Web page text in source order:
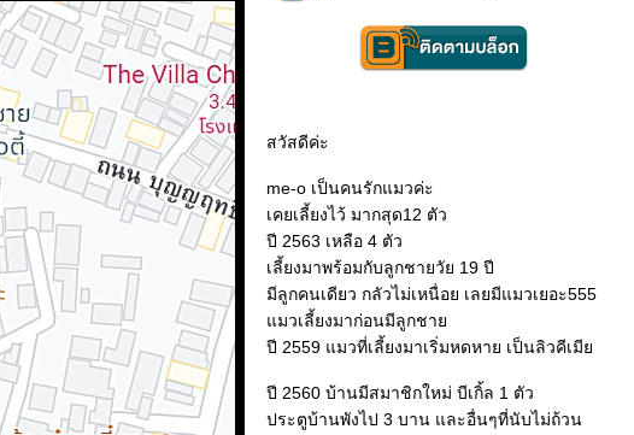
สวัสดีค่ะ
me-o เป็นคนรักแมวค่ะ
เคยเลี้ยงไว้ มากสุด12 ตัว
ปี 2563 เหลือ 4 ตัว
เลี้ยงมาพร้อมกับลูกชายวัย 19 ปี
มีลูกคนเดียว กลัวไม่เหนื่อย เลยมีแมวเยอะ555
มวเลี้ยงมาก่อนมีลูกชา
ปี 2559 แมวที่เลี้ยงมาเริ่มหดหาย เป็นลิวคีเมี
ปี 2560 บ้านมีสมาชิกใหม่ บีเกิ้ล 1 ตัว
ประตูบ้านพังไป 3 บาน และอื่นๆที่นับไม่ถ้วน